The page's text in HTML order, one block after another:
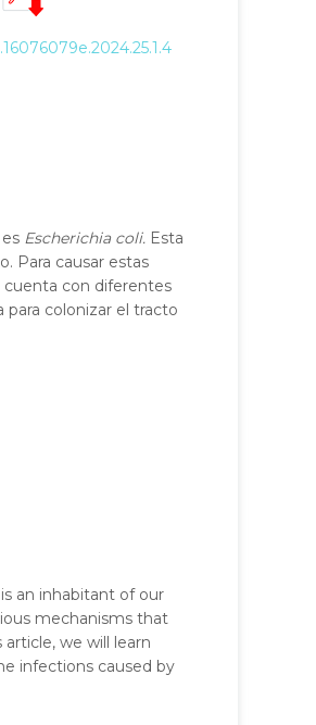
Escherichia coli. Esta
Para causar estas
cuenta con diferentes
colonizar el tracto
an inhabitant of our
mechanisms that
we will learn
infections caused by